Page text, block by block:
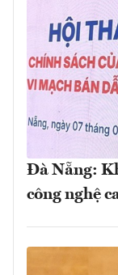
Đà Nẵng:
công nghệ